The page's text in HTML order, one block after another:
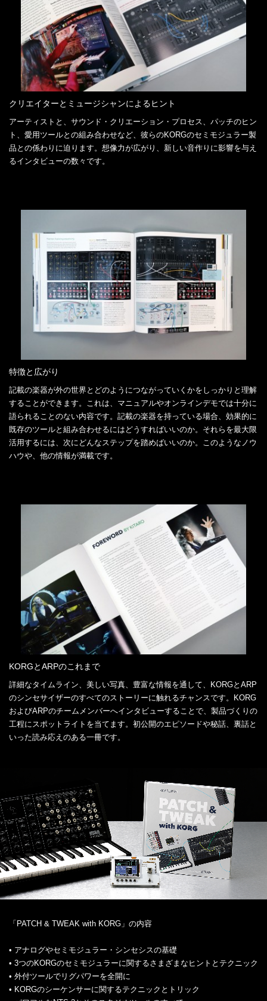
クリエイターとミュージシャンによるヒント
アーティストと、サウンド・クリエーション・プロセス、パッチのヒン
ト、愛用ツールとの組み合わせなど、彼らのKORGのセミモジュラー製
品との係わりに迫ります。想像力が広がり、新しい音作りに影響を与え
るインタビューの数々です。
特徴と広がり
記載の楽器が外の世界とどのようにつながっていくかをしっかりと理解
することができます。これは、マニュアルやオンラインデモでは十分に
語られることのない内容です。記載の楽器を持っている場合、効果的に
既存のツールと組み合わせるにはどうすればいいのか。それらを最大限
活用するには、次にどんなステップを踏めばいいのか。このようなノウ
ハウや、他の情報が満載です。
KORGとARPのこれまで
詳細なタイムライン、美しい写真、豊富な情報を通して、KORGとARP
のシンセサイザーのすべてのストーリーに触れるチャンスです。KORG
およびARPのチームメンバーへインタビューすることで、製品づくりの
工程にスポットライトを当てます。初公開のエピソードや秘話、裏話と
いった読み応えのある一冊です。
「PATCH & TWEAK with KORG」の内容
• アナログやセミモジュラー・シンセシスの基礎
• 3つのKORGのセミモジュラーに関するさまざまなヒントとテクニック
• 外付ツールでリグパワーを全開に
• KORGのシーケンサーに関するテクニックとトリック